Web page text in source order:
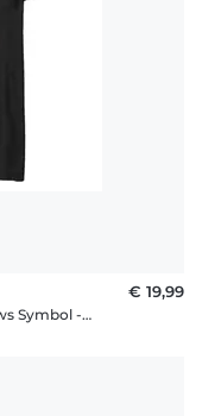
Marvel - Black Widow - Black Widow Widows Symbol - Männer T-Shirt
€ 19,99